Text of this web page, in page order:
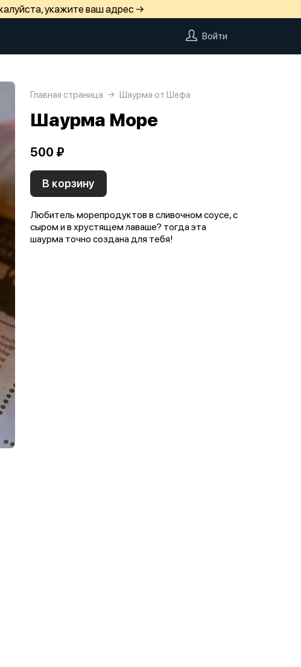
укажите ваш адрес →
Войти
Главная страница Шаурма от Шефа
Шаурма Море
500 ₽
В корзину
Любитель морепродуктов в сливочном соусе, с
сыром и в хрустящем лаваше? тогда эта
шаурма точно создана для тебя!